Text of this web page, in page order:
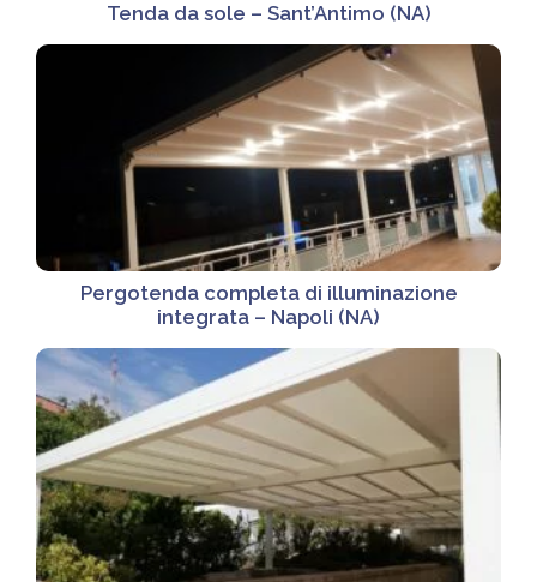
Tenda da sole – Sant’Antimo (NA)
Pergotenda completa di illuminazione
integrata – Napoli (NA)